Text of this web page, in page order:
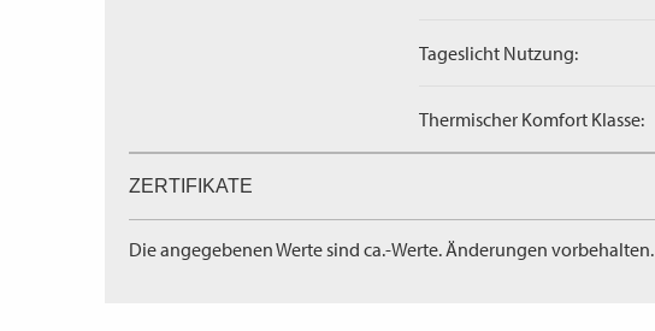
Tageslicht Nutzung:
Thermischer Komfort Klasse:
ZERTIFIKATE
Die angegebenen Werte sind ca.-Werte. Änderungen vorbehalten.